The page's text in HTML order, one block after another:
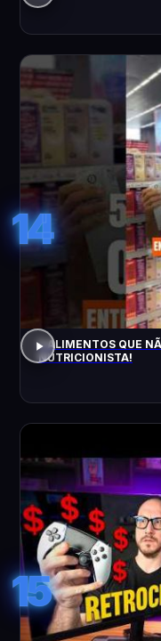
14
5 ALIMENTOS QUE
NUTRICIONISTA!
15